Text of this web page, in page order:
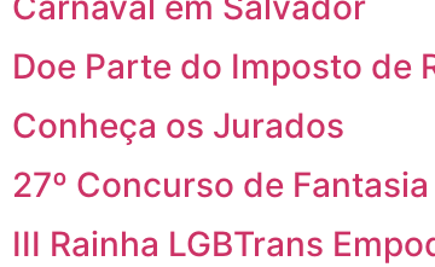
Doe Parte do Imposto de
Conheça os Jurados
27º Concurso de Fantasia
III Rainha LGBTrans